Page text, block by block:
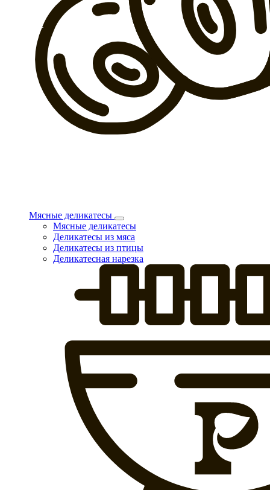
Мясные деликатесы
Мясные деликатесы
Деликатесы из мяса
Деликатесы из птицы
Деликатесная нарезка